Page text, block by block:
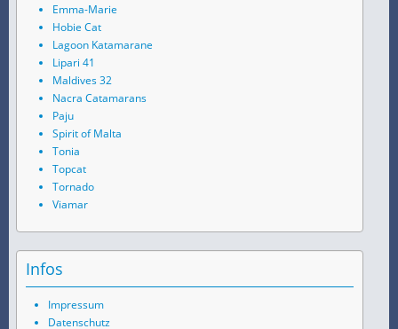
Emma-Marie
Hobie Cat
Lagoon Katamarane
Lipari 41
Maldives 32
Nacra Catamarans
Paju
Spirit of Malta
Tonia
Topcat
Tornado
Viamar
Infos
Impressum
Datenschutz